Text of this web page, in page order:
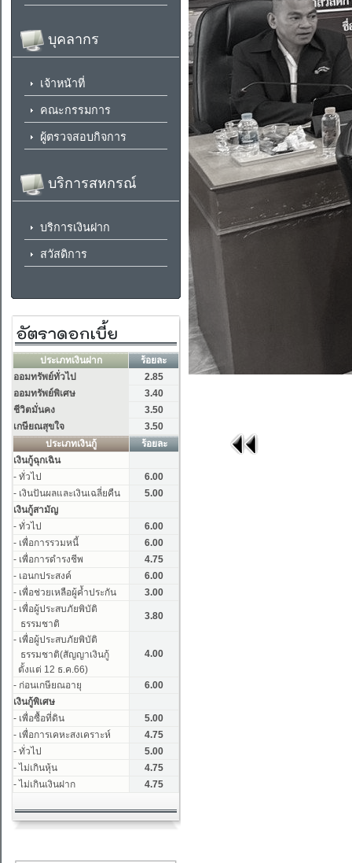
บุคลากร
เจ้าหน้าที่
คณะกรรมการ
ผู้ตรวจสอบกิจการ
บริการสหกรณ์
บริการเงินฝาก
สวัสดิการ